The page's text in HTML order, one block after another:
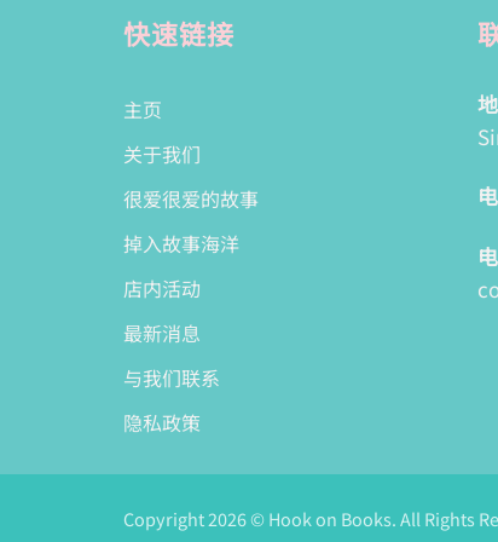
快速链接
主页
关于我们
很爱很爱的故事
掉入故事海洋
店内活动
最新消息
与我们联系
隐私政策
Copyright 2026 © Hook on Books. All Rights